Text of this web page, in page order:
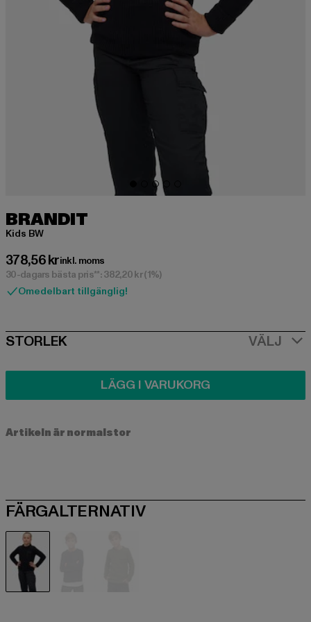
BRANDIT
Kids BW
378,56 kr
Nuvarande pris: 378,56 kr
inkl. moms
30-dagars bästa pris**: 382,20 kr(1%)
Omedelbart tillgänglig!
SIZE
STORLEK VÄLJ
LÄGG I VARUKORG
Artikeln är normalstor
FÄRGALTERNATIV